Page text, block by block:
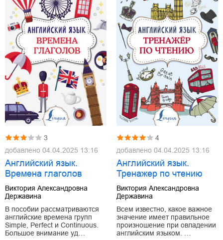
3
добавлено 04.04.2025 13:16
Английский язык.
Времена глаголов
Виктория Александровна
Державина
В пособии рассматриваются
английские времена групп
Simple, Perfect и Continuous.
Большое внимание уд…
4
добавлено 04.04.2025 13:16
Английский язык.
Тренажер по чтению
Виктория Александровна
Державина
Всем известно, какое важное
значение имеет правильное
произношение при овладении
английским языком. …